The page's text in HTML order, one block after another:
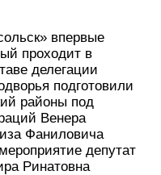
впервые
проходит в
делегации
подготовили
районы под
Венера
Фаниловича
депутат
Ринатовна